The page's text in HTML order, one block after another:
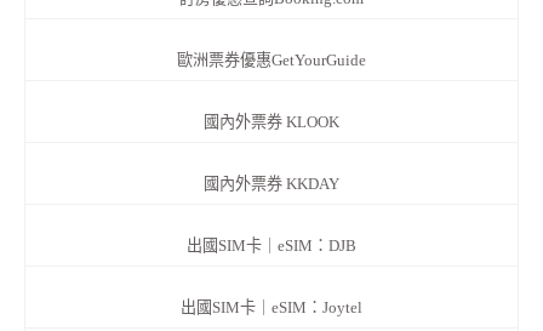
歐洲票券優惠GetYourGuide
國內外票券 KLOOK
國內外票券 KKDAY
出國SIM卡｜eSIM：DJB
出國SIM卡｜eSIM：Joytel